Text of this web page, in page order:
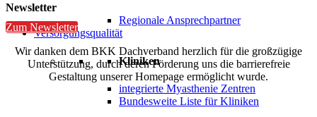
Regionale Ansprechpartner
Versorgungsqualität
Kliniken
integrierte Myasthenie Zentren
Bundesweite Liste für Kliniken
Newsletter
Zum Newsletter
Wir danken dem BKK Dachverband herzlich für die großzügige
Unterstützung, durch deren Förderung uns die barrierefreie
Gestaltung unserer Homepage ermöglicht wurde.